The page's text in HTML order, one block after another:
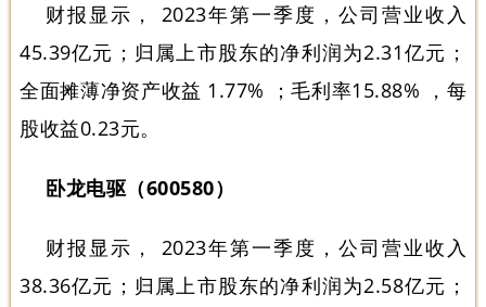
财报显示， 2023年第一季度，公司营业收入
45.39亿元；归属上市股东的净利润为2.31亿元；
全面摊薄净资产收益 1.77% ；毛利率15.88% ，每
股收益0.23元。
卧龙电驱（600580）
财报显示， 2023年第一季度，公司营业收入
38.36亿元；归属上市股东的净利润为2.58亿元；